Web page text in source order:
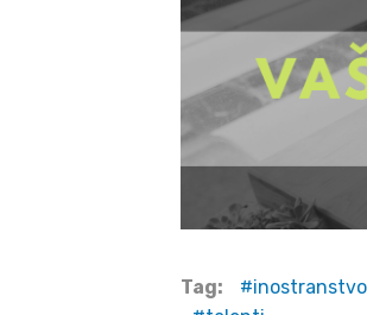
Tag: inostranstvo